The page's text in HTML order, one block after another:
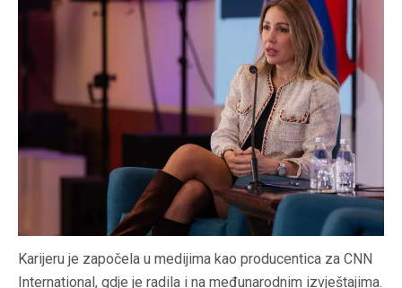
Karijeru je započela u medijima kao producentica za CNN
International, gdje je radila i na međunarodnim izvještajima.